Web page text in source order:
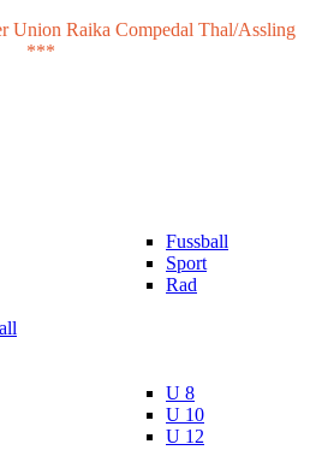
Union Raika Compedal Thal/Assling
***
Fussball
Sport
Rad
U 8
U 10
U 12